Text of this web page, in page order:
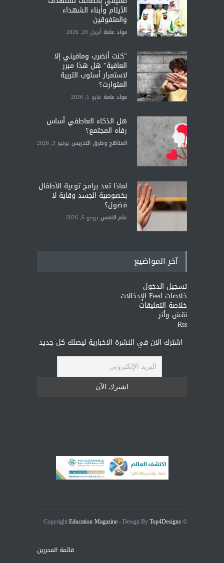
الأيتام وأبناء الشهداء
والمتفوقين
مواد عامة أبريل 20, 2026
"كنت أنضرب ومافيني إلا
العافية" هل هذا مبرر
لاستمرار أسلوب التربية
المتوارث؟
مواد عامة مايو 1, 2026
هل الذكاء العاطفي أساس
رفاه المجتمع؟
المناهج وطرق التدريس يونيو 3, 2026
لماذا تعد برامج توعية الأطفال
بخصوصية الجسد وقاية لا
فضول؟
علم النفس يونيو 6, 2026
آخر المواضيع
تسجيل الدخول
خلاصات Feed الإدخالات
خلاصة التعليقات
نقش وأثر
Rss
اشترك الان في النشرة الاخبارية ليصلك كل جديد
© Copyright
Education Magazine - Design By Top4Designs
قائمة المحررين